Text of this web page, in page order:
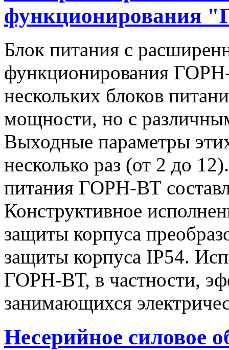
функционирования
Блок питания с
функционирования
нескольких блоков
мощности, но с
Выходные параметры
несколько раз (от 2 до
питания ГОРН-ВТ
Конструктивное
защиты корпуса
защиты корпуса IP54.
ГОРН-ВТ, в частности,
занимающихся
Несерийное силовое